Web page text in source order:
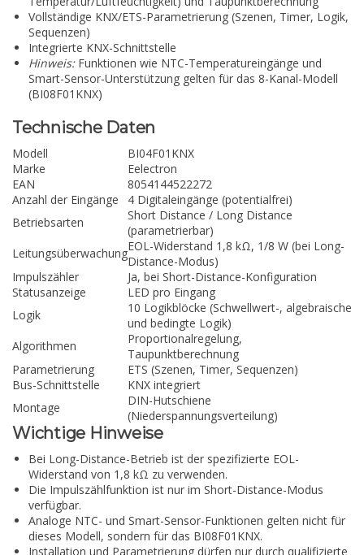
Vollständige KNX/ETS-Parametrierung (Szenen, Timer, Logik,
Sequenzen)
Integrierte KNX-Schnittstelle
Hinweis:Funktionen wie NTC-Temperatureingänge und
Smart-Sensor-Unterstützung gelten für das 8-Kanal-Modell
(BI08F01KNX)
Technische Daten
Modell
BI04F01KNX
Marke
Eelectron
EAN
8054144522272
Anzahl der Eingänge
4 Digitaleingänge (potentialfrei)
Betriebsarten
Short Distance / Long Distance
(parametrierbar)
LeitungsüberwachungEOL-Widerstand 1,8 kΩ, 1/8 W (bei Long-
Distance-Modus)
Impulszähler
Ja, bei Short-Distance-Konfiguration
Statusanzeige
LED pro Eingang
Logik
10 Logikblöcke (Schwellwert-, algebraische
und bedingte Logik)
Algorithmen
Proportionalregelung,
Taupunktberechnung
Parametrierung
ETS (Szenen, Timer, Sequenzen)
Bus-Schnittstelle
KNX integriert
Montage
DIN-Hutschiene
(Niederspannungsverteilung)
Wichtige Hinweise
Bei Long-Distance-Betrieb ist der spezifizierte EOL-
Widerstand von 1,8 kΩ zu verwenden.
Die Impulszählfunktion ist nur im Short-Distance-Modus
verfügbar.
Analoge NTC- und Smart-Sensor-Funktionen gelten nicht für
dieses Modell, sondern für das BI08F01KNX.
Installation und Parametrierung dürfen nur durch qualifizierte